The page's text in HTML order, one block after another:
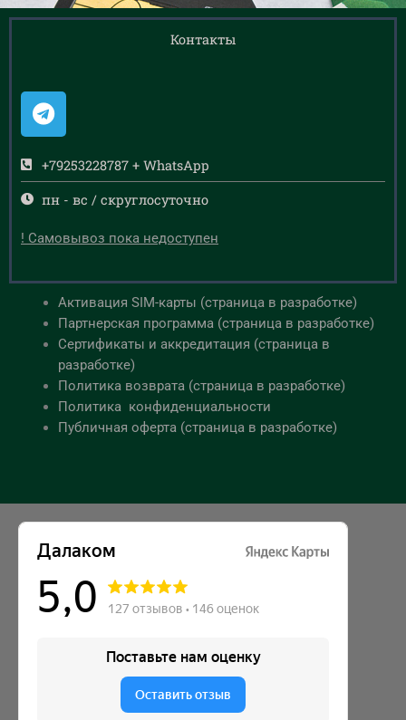
Контакты
+79253228787 + WhatsApp
пн - вс / скруглосуточно
! Самовывоз пока недоступен
Активация SIM-карты (страница в разработке)
Партнерская программа (страница в разработке)
Сертификаты и аккредитация (страница в
разработке)
Политика возврата (страница в разработке)
Политика конфиденциальности
Публичная оферта (страница в разработке)